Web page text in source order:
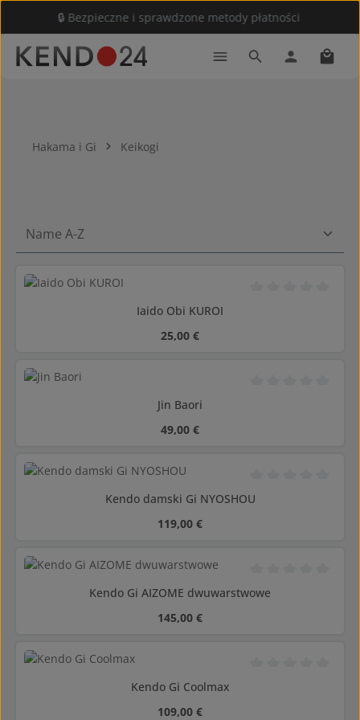
Przejdź do głównej zawartości
🔒 Bezpieczne i sprawdzone metody płatności
Hakama i Gi Keikogi
Iaido Obi KUROI
Cena regularna:
25,00 €
Jin Baori
Cena regularna:
49,00 €
Średnia ocena 0 z 5
Kendo damski Gi NYOSHOU
Cena regularna:
119,00 €
Średnia ocena 0 z 5
Kendo Gi AIZOME dwuwarstwowe
Cena regularna:
145,00 €
Kendo Gi Coolmax
Cena regularna:
109,00 €